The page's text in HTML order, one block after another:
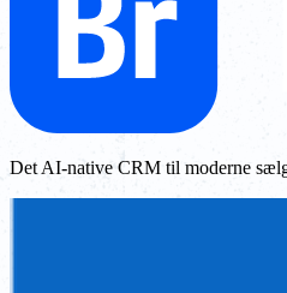
Det AI-native CRM til moderne